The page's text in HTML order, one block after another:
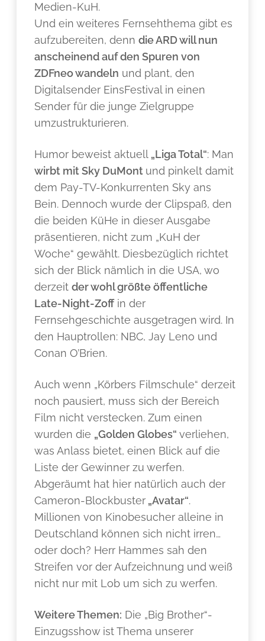
Medien-KuH.
Und ein weiteres Fernsehthema gibt es
aufzubereiten, denndie ARD will nun
anscheinend auf den Spuren von
ZDFneo wandeln und plant, den
Digitalsender EinsFestival in einen
Sender für die junge Zielgruppe
umzustrukturieren.
Humor beweist aktuell „Liga Total“: Man
wirbt mit Sky DuMont und pinkelt damit
dem Pay-TV-Konkurrenten Sky ans
Bein. Dennoch wurde der Clipspaß, den
die beiden KüHe in dieser Ausgabe
präsentieren, nicht zum „KuH der
Woche“ gewählt. Diesbezüglich richtet
sich der Blick nämlich in die USA, wo
derzeitder wohl größte öffentliche
Late-Night-Zoffin der
Fernsehgeschichte ausgetragen wird. In
den Hauptrollen: NBC, Jay Leno und
Conan O’Brien.
Auch wenn „Körbers Filmschule“ derzeit
noch pausiert, muss sich der Bereich
Film nicht verstecken. Zum einen
wurden die „Golden Globes“verliehen,
was Anlass bietet, einen Blick auf die
Liste der Gewinner zu werfen.
Abgeräumt hat hier natürlich auch der
Cameron-Blockbuster „Avatar“.
Millionen von Kinobesucher alleine in
Deutschland können sich nicht irren…
oder doch? Herr Hammes sah den
Streifen vor der Aufzeichnung und weiß
nicht nur mit Lob um sich zu werfen.
Weitere Themen: Die „Big Brother“-
Einzugsshow ist Thema unserer